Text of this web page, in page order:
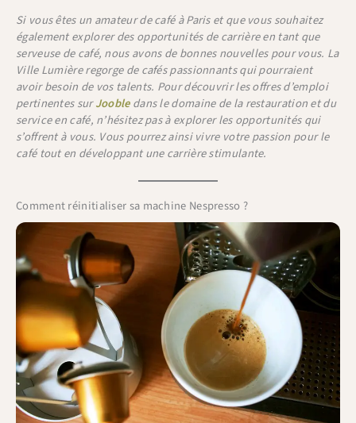
Si vous êtes un amateur de café à Paris et que vous souhaitez
également explorer des opportunités de carrière en tant que
serveuse de café, nous avons de bonnes nouvelles pour vous. La
Ville Lumière regorge de cafés passionnants qui pourraient
avoir besoin de vos talents. Pour découvrir les offres d’emploi
pertinentes surJooble dans le domaine de la restauration et du
service en café, n’hésitez pas à explorer les opportunités qui
s’offrent à vous. Vous pourrez ainsi vivre votre passion pour le
café tout en développant une carrière stimulante.
Comment réinitialiser sa machine Nespresso ?